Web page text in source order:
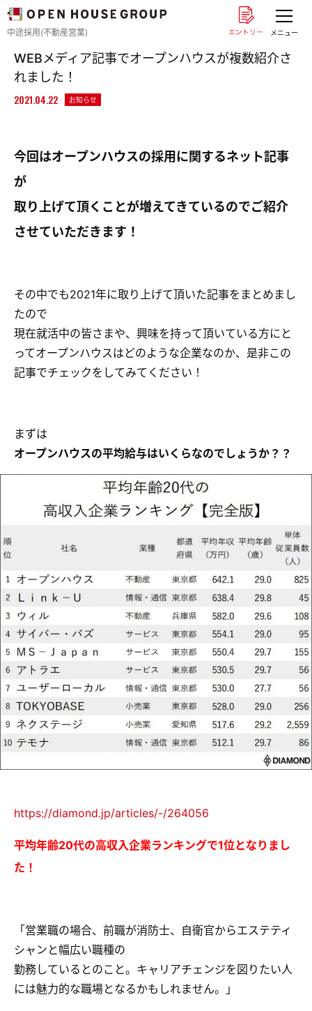
中途採用(不動産営業) メニュー
WEBメディア記事でオープンハウスが複数紹介さ
れました！
2021.04.22
お知らせ
今回はオープンハウスの採用に関するネット記事
が
取り上げて頂くことが増えてきているのでご紹介
させていただきます！
その中でも2021年に取り上げて頂いた記事をまとめまし
たので
現在就活中の皆さまや、興味を持って頂いている方にと
ってオープンハウスはどのような企業なのか、是非この
記事でチェックをしてみてください！
まずは
オープンハウスの平均給与はいくらなのでしょうか？？
https://diamond.jp/articles/-/264056
平均年齢20代の高収入企業ランキングで1位となりまし
た！
「営業職の場合、前職が消防士、自衛官からエステティ
シャンと幅広い職種の
勤務しているとのこと。キャリアチェンジを図りたい人
には魅力的な職場となるかもしれません。」